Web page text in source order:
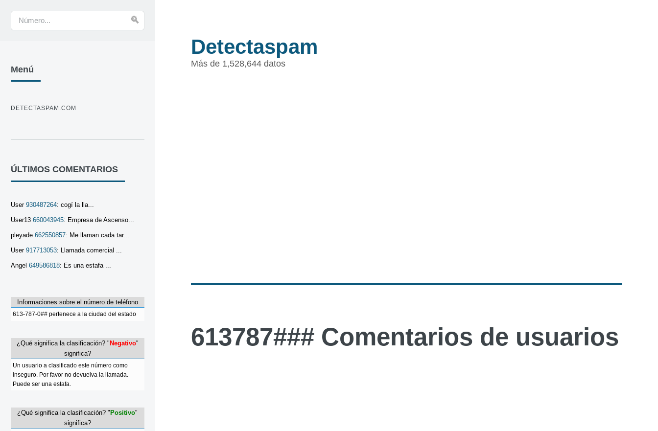
Detectaspam
Más de 1,528,644 datos
613787### Comentarios de usuarios
Menú
DETECTASPAM.COM
ÚLTIMOS COMENTARIOS
User 930487264: cogí la lla...
User13 660043945: Empresa de Ascenso...
pleyade 662550857: Me llaman cada tar...
User 917713053: Llamada comercial ...
Angel 649586818: Es una estafa ...
Informaciones sobre el número de teléfono
613-787-0## pertenece a la ciudad del estado
¿Qué significa la clasificación? "Negativo"
significa?
Un usuario a clasificado este número como
inseguro. Por favor no devuelva la llamada.
Puede ser una estafa.
¿Qué significa la clasificación? " Positivo"
significa?